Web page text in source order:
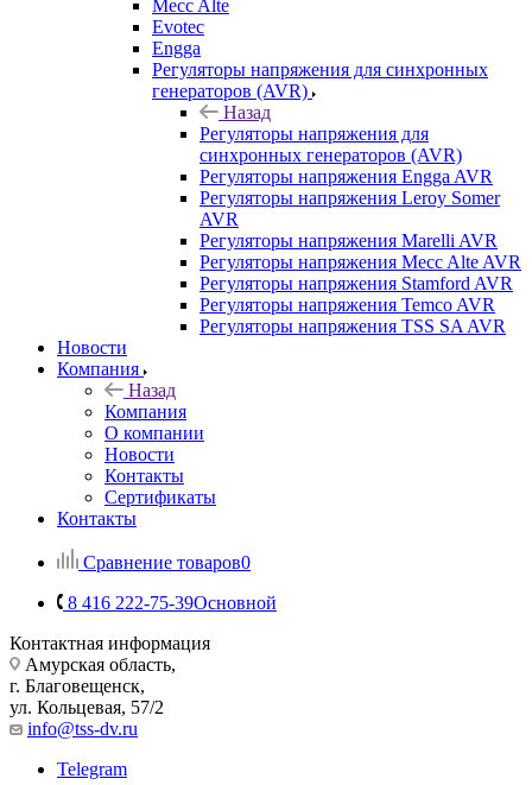
Mecc Alte
Evotec
Engga
Регуляторы напряжения для синхронных
генераторов (AVR)
Назад
Регуляторы напряжения для
синхронных генераторов (AVR)
Регуляторы напряжения Engga AVR
Регуляторы напряжения Leroy Somer
AVR
Регуляторы напряжения Marelli AVR
Регуляторы напряжения Mecc Alte AVR
Регуляторы напряжения Stamford AVR
Регуляторы напряжения Temco AVR
Регуляторы напряжения TSS SA AVR
Новости
Компания
Назад
Компания
О компании
Новости
Контакты
Сертификаты
Контакты
Сравнение товаров0
8 416 222-75-39Основной
Контактная информация
Амурская область,
г. Благовещенск,
ул. Кольцевая, 57/2
info@tss-dv.ru
Telegram